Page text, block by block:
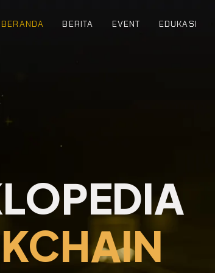
BERANDA BERITA EVENT EDUKASI